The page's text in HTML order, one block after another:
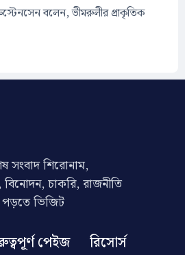
বলেন, ভীমরুলীর প্রাকৃতিক
সংবাদ শিরোনাম,
বিনোদন, চাকরি, রাজনীতি
পড়তে ভিজিট
পেইজ রিসোর্স